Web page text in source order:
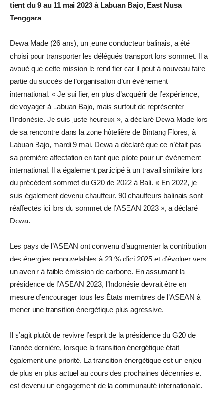
tient du 9 au 11 mai 2023 à Labuan Bajo, East Nusa
Tenggara.
Dewa Made (26 ans), un jeune conducteur balinais, a été
choisi pour transporter les délégués transport lors sommet. Il a
avoué que cette mission le rend fier car il peut à nouveau faire
partie du succès de l’organisation d’un événement
international. « Je sui fier, en plus d’acquérir de l’expérience,
de voyager à Labuan Bajo, mais surtout de représenter
l’Indonésie. Je suis juste heureux », a déclaré Dewa Made lors
de sa rencontre dans la zone hôtelière de Bintang Flores, à
Labuan Bajo, mardi 9 mai. Dewa a déclaré que ce n’était pas
sa première affectation en tant que pilote pour un événement
international. Il a également participé à un travail similaire lors
du précédent sommet du G20 de 2022 à Bali. « En 2022, je
suis également devenu chauffeur. 90 chauffeurs balinais sont
réaffectés ici lors du sommet de l’ASEAN 2023 », a déclaré
Dewa.
Les pays de l’ASEAN ont convenu d’augmenter la contribution
des énergies renouvelables à 23 % d’ici 2025 et d’évoluer vers
un avenir à faible émission de carbone. En assumant la
présidence de l’ASEAN 2023, l’Indonésie devrait être en
mesure d’encourager tous les États membres de l’ASEAN à
mener une transition énergétique plus agressive.
Il s’agit plutôt de revivre l’esprit de la présidence du G20 de
l’année dernière, lorsque la transition énergétique était
également une priorité. La transition énergétique est un enjeu
de plus en plus actuel au cours des prochaines décennies et
est devenu un engagement de la communauté internationale.